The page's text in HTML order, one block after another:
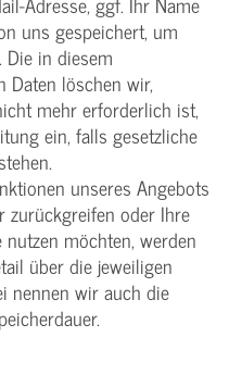
uns gespeichert, um
Die in diesem
Daten löschen wir,
mehr erforderlich ist,
ein, falls gesetzliche
unseres Angebots
zurückgreifen oder Ihre
möchten, werden
über die jeweiligen
nennen wir auch die